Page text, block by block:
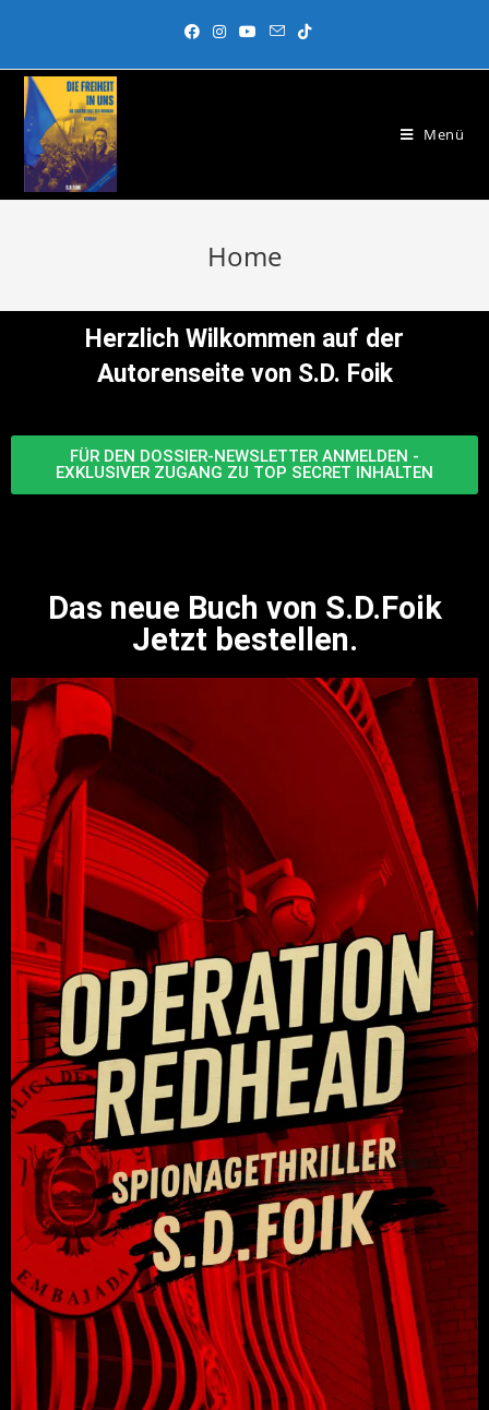
Menü
Home
Herzlich Wilkommen auf der
Autorenseite von S.D. Foik
FÜR DEN DOSSIER-NEWSLETTER ANMELDEN -
EXKLUSIVER ZUGANG ZU TOP SECRET INHALTEN
Das neue Buch von S.D.Foik
Jetzt bestellen.